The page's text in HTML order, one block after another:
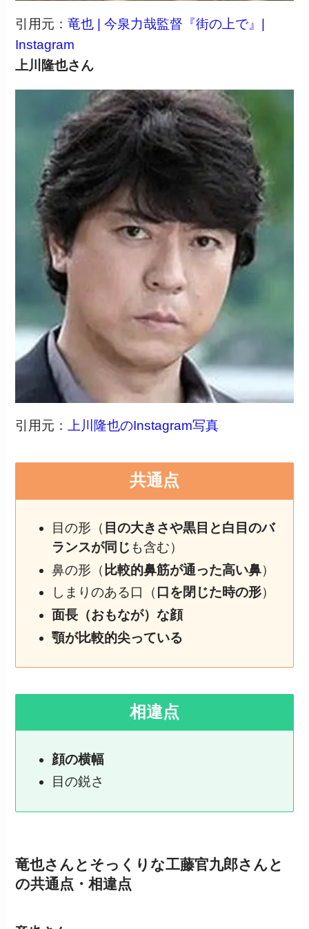
引用元：竜也 | 今泉力哉監督『街の上で』|
Instagram
上川隆也さん
引用元：上川隆也のInstagram写真
共通点
目の形（ 目の大きさや黒目と白目のバ
ランスが同じ も含む）
鼻の形（ 比較的鼻筋が通った高い鼻）
しまりのある口（ 口を閉じた時の形）
面長（おもなが）な顔
顎が比較的尖っている
相違点
顔の横幅
目の鋭さ
竜也さんとそっくりな工藤官九郎さんと
の共通点・相違点